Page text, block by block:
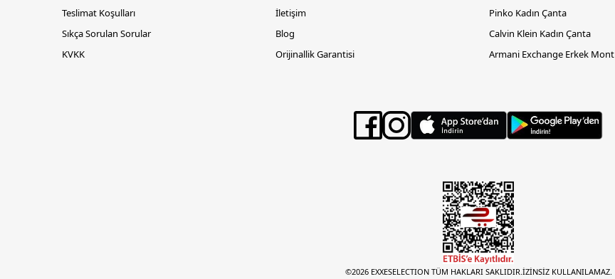
Teslimat Koşulları
Sıkça Sorulan Sorular
KVKK
İletişim
Blog
Orijinallik Garantisi
Pinko Kadın Çanta
Calvin Klein Kadın Çanta
Armani Exchange Erkek Mont
©2026 EXXESELECTION TÜM HAKLARI SAKLIDIR.İZİNSİZ KULLANILAMAZ.